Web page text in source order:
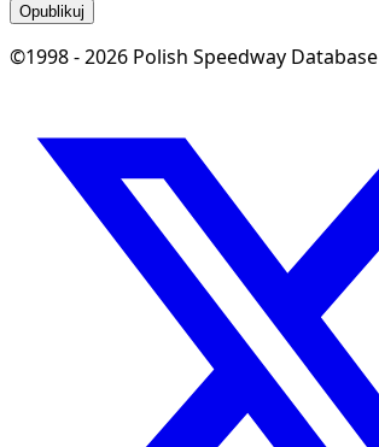
Opublikuj
©1998 - 2026 Polish Speedway Database